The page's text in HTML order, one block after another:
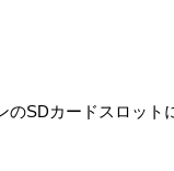
SDカードスロット